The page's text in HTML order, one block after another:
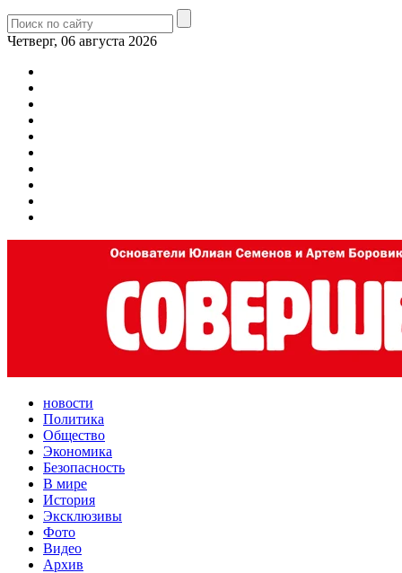
Четверг, 06 августа 2026
новости
Политика
Общество
Экономика
Безопасность
В мире
История
Эксклюзивы
Фото
Видео
Архив